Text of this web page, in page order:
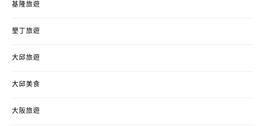
基隆旅遊
墾丁旅遊
大邱旅遊
大邱美食
大阪旅遊